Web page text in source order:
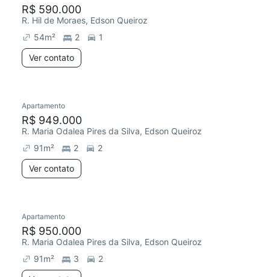
R$ 590.000
R. Hil de Moraes, Edson Queiroz
54m² 2
1
Ver contato
Apartamento
R$ 949.000
R. Maria Odalea Pires da Silva, Edson Queiroz
91m² 2
2
Ver contato
Apartamento
R$ 950.000
R. Maria Odalea Pires da Silva, Edson Queiroz
91m² 3
2